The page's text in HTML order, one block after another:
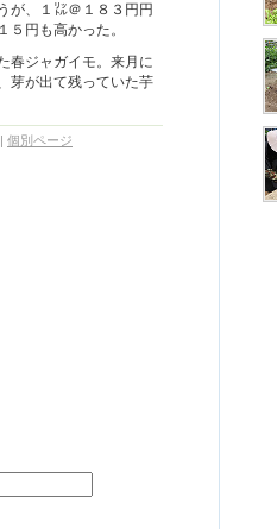
が、１㍑＠１８３円円
５円も高かった。
春ジャガイモ。来月に
芽が出て残っていた芋
| 個別ページ